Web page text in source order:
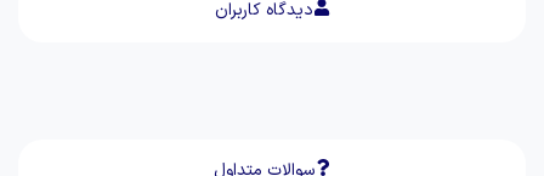
دیدگاه کاربران
سوالات متداول